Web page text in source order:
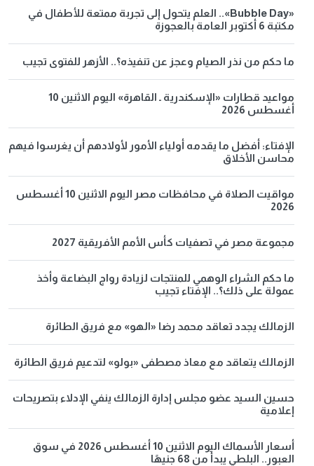
«Bubble Day».. العلم يتحول إلى تجربة ممتعة للأطفال في
مكتبة 6 أكتوبر العامة بالعجوزة
ما حكم من نذر الصيام وعجز عن تنفيذه؟.. الأزهر للفتوى تجيب
مواعيد قطارات «الإسكندرية ـ القاهرة» اليوم الاثنين 10
أغسطس 2026
الإفتاء: أفضل ما يقدمه أولياء الأمور لأولادهم أن يغرسوا فيهم
محاسن الأخلاق
مواقيت الصلاة في محافظات مصر اليوم الاثنين 10 أغسطس
2026
مجموعة مصر في تصفيات كأس الأمم الأفريقية 2027
ما حكم الشراء الوهمي للمنتجات لزيادة رواج البضاعة وأخذ
عمولة على ذلك؟.. الإفتاء تجيب
الزمالك يجدد تعاقد محمد رضا «الهو» مع فريق الطائرة
الزمالك يتعاقد مع معاذ مصطفى «بولو» لتدعيم فريق الطائرة
حسين السيد عضو مجلس إدارة الزمالك ينفي الإدلاء بتصريحات
إعلامية
أسعار الأسماك اليوم الاثنين 10 أغسطس 2026 في سوق
العبور.. البلطي يبدأ من 68 جنيهًا